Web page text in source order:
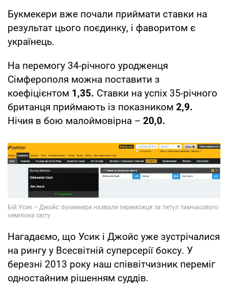
Букмекери вже почали приймати ставки на
результат цього поєдинку, і фаворитом є
українець.
На перемогу 34-річного уродженця
Сімферополя можна поставити з
коефіцієнтом 1,35. Ставки на успіх 35-річного
британця приймають із показником 2,9.
Нічия в бою малоймовірна – 20,0.
Нагадаємо, що Усик і Джойс уже зустрічалися
на рингу у Всесвітній суперсерії боксу. У
березні 2013 року наш співвітчизник переміг
одностайним рішенням суддів.